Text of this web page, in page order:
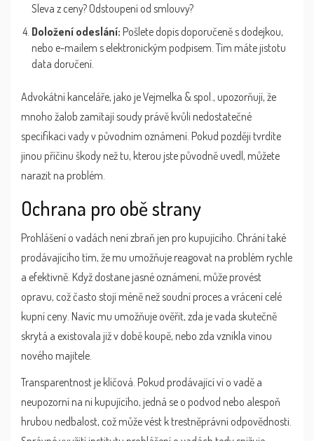
Sleva z ceny? Odstoupení od smlouvy?
Doložení odeslání: Pošlete dopis doporučeně s dodejkou,
nebo e-mailem s elektronickým podpisem. Tím máte jistotu
data doručení.
Advokátní kanceláře, jako je Vejmelka & spol., upozorňují, že
mnoho žalob zamítají soudy právě kvůli nedostatečné
specifikaci vady v původním oznámení. Pokud později tvrdíte
jinou příčinu škody než tu, kterou jste původně uvedl, můžete
narazit na problém.
Ochrana pro obě strany
Prohlášení o vadách není zbraň jen pro kupujícího. Chrání také
prodávajícího tím, že mu umožňuje reagovat na problém rychle
a efektivně. Když dostane jasné oznámení, může provést
opravu, což často stojí méně než soudní proces a vrácení celé
kupní ceny. Navíc mu umožňuje ověřit, zda je vada skutečně
skrytá a existovala již v době koupě, nebo zda vznikla vinou
nového majitele.
Transparentnost je klíčová. Pokud prodávající ví o vadě a
neupozorní na ni kupujícího, jedná se o podvod nebo alespoň
hrubou nedbalost, což může vést k trestněprávní odpovědnosti.